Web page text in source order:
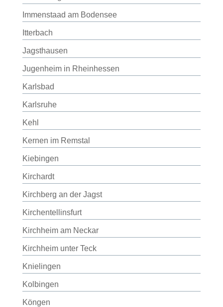
Immenstaad am Bodensee
Itterbach
Jagsthausen
Jugenheim in Rheinhessen
Karlsbad
Karlsruhe
Kehl
Kernen im Remstal
Kiebingen
Kirchardt
Kirchberg an der Jagst
Kirchentellinsfurt
Kirchheim am Neckar
Kirchheim unter Teck
Knielingen
Kolbingen
Köngen